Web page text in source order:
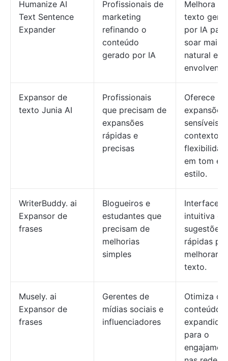
Humanize AI
Text Sentence
Expander
Profissionais de
marketing
refinando o
conteúdo
gerado por IA
Melhora o
texto
por IA para
soar mais
natural e
envolvente.
Expansor de
texto Junia AI
Profissionais
que precisam de
expansões
rápidas e
precisas
Oferece
expansões
sensíveis
contexto
em tom e
estilo.
WriterBuddy. ai
Expansor de
frases
Blogueiros e
estudantes que
precisam de
melhorias
simples
Interface
intuitiva
sugestões
rápidas
melhorar o
texto.
Musely. ai
Expansor de
frases
Gerentes de
mídias sociais e
influenciadores
Otimiza o
conteúdo
expandido
para o